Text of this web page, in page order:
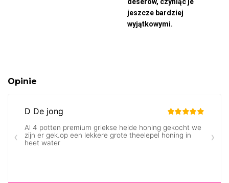
deserów, czyniąc je
jeszcze bardziej
wyjątkowymi.
Opinie